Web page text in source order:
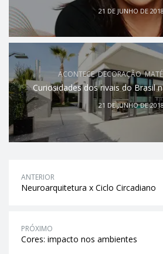
21 DE JUNHO DE 2018
ACONTECE,DECORAÇÃO,
Curiosidades dos rivais do Brasil
21 DE JUNHO DE 2018
ANTERIOR
Neuroarquitetura x Ciclo Circadiano
PRÓXIMO
Cores: impacto nos ambientes